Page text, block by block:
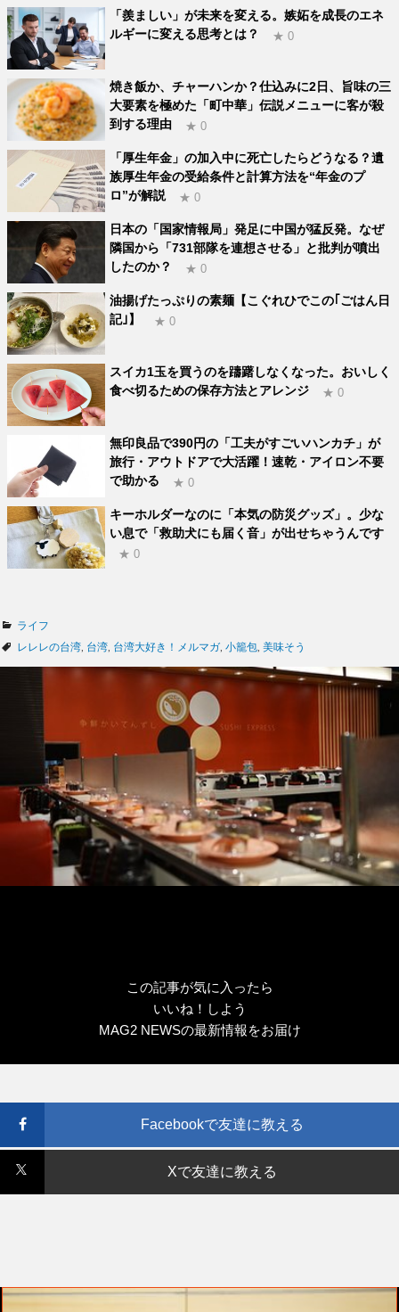
「羨ましい」が未来を変える。嫉妬を成長のエネ
ルギーに変える思考とは？
★ 0
焼き飯か、チャーハンか？仕込みに2日、旨味の三
大要素を極めた「町中華」伝説メニューに客が殺
到する理由
★ 0
「厚生年金」の加入中に死亡したらどうなる？遺
族厚生年金の受給条件と計算方法を“年金のプ
ロ”が解説
★ 0
日本の「国家情報局」発足に中国が猛反発。なぜ
隣国から「731部隊を連想させる」と批判が噴出
したのか？
★ 0
油揚げたっぷりの素麺【こぐれひでこの｢ごはん日
記｣】
★ 0
スイカ1玉を買うのを躊躇しなくなった。おいしく
食べ切るための保存方法とアレンジ
★ 0
無印良品で390円の「工夫がすごいハンカチ」が
旅行・アウトドアで大活躍！速乾・アイロン不要
で助かる
★ 0
キーホルダーなのに「本気の防災グッズ」。少な
い息で「救助犬にも届く音」が出せちゃうんです
★ 0
カ
テ
ライフ
タ
レレレの台湾 台湾 台湾大好き！メルマガ 小籠包 美味そう
この記事が気に入ったら
いいね！しよう
MAG2 NEWSの最新情報をお届け
Facebookで友達に教える
Xで友達に教える